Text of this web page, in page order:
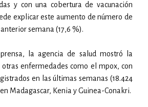
y con una cobertura de vacunación
explicar este aumento de número de
semana (17,6 %).
la agencia de salud mostró la
enfermedades como el mpox, con
en las últimas semanas (18.424
Madagascar, Kenia y Guinea-Conakri.